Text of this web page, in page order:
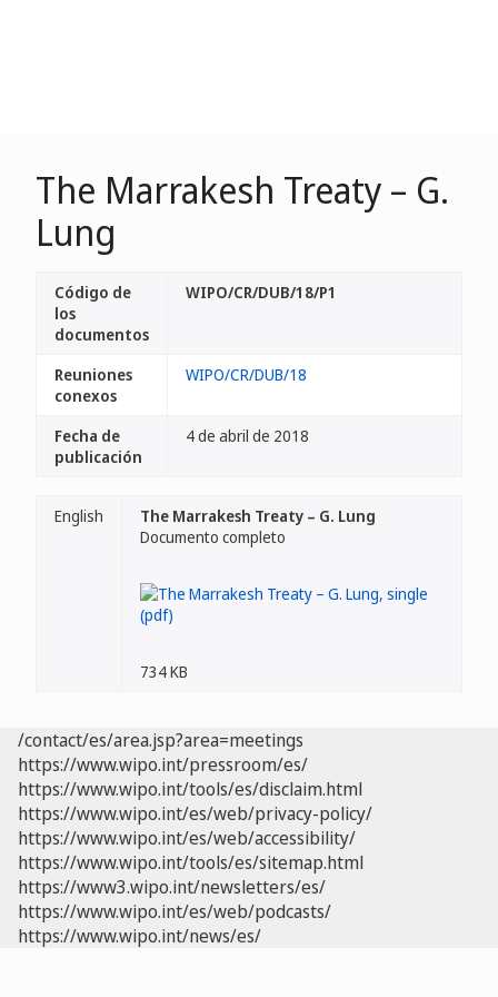
The Marrakesh Treaty – G.
Lung
Código de
los
documentos
WIPO/CR/DUB/18/P1
Reuniones
conexos
WIPO/CR/DUB/18
Fecha de
publicación
4 de abril de 2018
English
The Marrakesh Treaty – G. Lung
Documento completo
734 KB
/contact/es/area.jsp?area=meetings
https://www.wipo.int/pressroom/es/
https://www.wipo.int/tools/es/disclaim.html
https://www.wipo.int/es/web/privacy-policy/
https://www.wipo.int/es/web/accessibility/
https://www.wipo.int/tools/es/sitemap.html
https://www3.wipo.int/newsletters/es/
https://www.wipo.int/es/web/podcasts/
https://www.wipo.int/news/es/